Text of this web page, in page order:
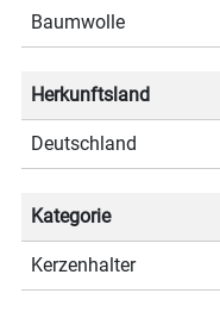
Baumwolle
Herkunftsland
Deutschland
Kategorie
Kerzenhalter